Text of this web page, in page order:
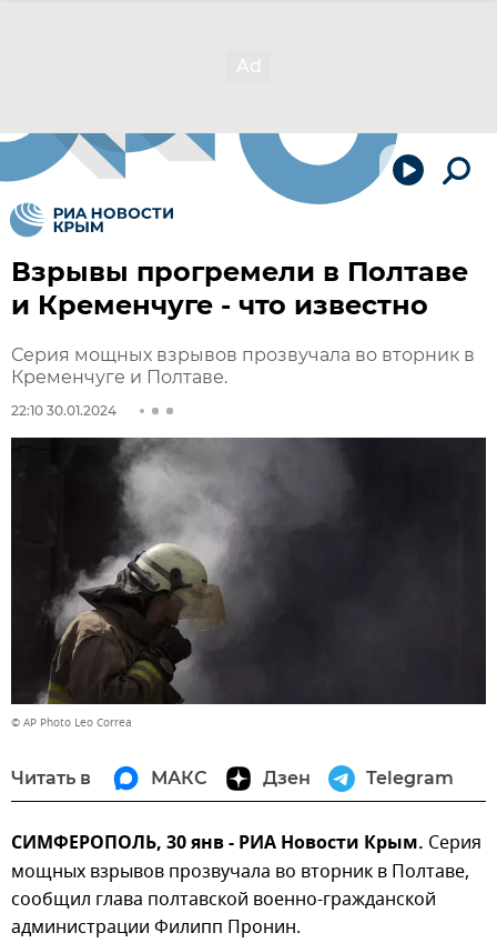
Взрывы прогремели в Полтаве
и Кременчуге - что известно
Серия мощных взрывов прозвучала во вторник в
Кременчуге и Полтаве.
22:10 30.01.2024
© AP Photo Leo Correa
Читать в МАКС Дзен Telegram
СИМФЕРОПОЛЬ, 30 янв - РИА Новости Крым. Серия
мощных взрывов прозвучала во вторник в Полтаве,
сообщил глава полтавской военно-гражданской
администрации Филипп Пронин.